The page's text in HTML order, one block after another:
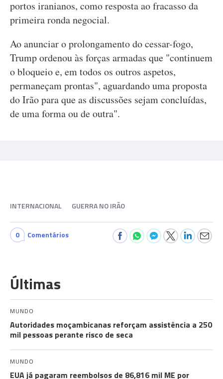
portos iranianos, como resposta ao fracasso da
primeira ronda negocial.
Ao anunciar o prolongamento do cessar-fogo,
Trump ordenou às forças armadas que "continuem
o bloqueio e, em todos os outros aspetos,
permaneçam prontas", aguardando uma proposta
do Irão para que as discussões sejam concluídas,
de uma forma ou de outra".
INTERNACIONAL GUERRA NO IRÃO
0 Comentários
Últimas
MUNDO
Autoridades moçambicanas reforçam assistência a 250
mil pessoas perante risco de seca
MUNDO
EUA já pagaram reembolsos de 86,816 mil ME por